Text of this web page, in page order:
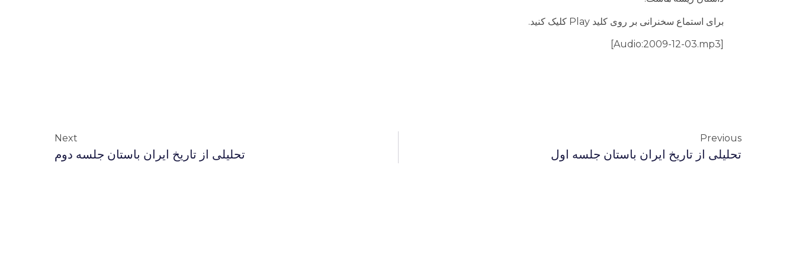
براى استماع سخنرانى بر روى کلید Play کلیک کنید.
[Audio:2009-12-03.mp3]
Previous
تحلیلی از تاریخ ایران باستان جلسه اول
Next
تحلیلی از تاریخ ایران باستان جلسه دوم